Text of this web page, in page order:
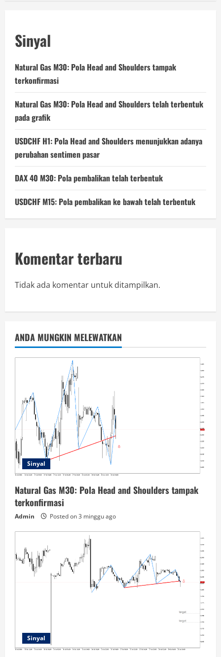
Sinyal
Natural Gas M30: Pola Head and Shoulders tampak
terkonfirmasi
Natural Gas M30: Pola Head and Shoulders telah terbentuk
pada grafik
USDCHF H1: Pola Head and Shoulders menunjukkan adanya
perubahan sentimen pasar
DAX 40 M30: Pola pembalikan telah terbentuk
USDCHF M15: Pola pembalikan ke bawah telah terbentuk
Komentar terbaru
Tidak ada komentar untuk ditampilkan.
ANDA MUNGKIN MELEWATKAN
Sinyal
Natural Gas M30: Pola Head and Shoulders tampak
terkonfirmasi
Admin Posted on 3 minggu ago
Sinyal